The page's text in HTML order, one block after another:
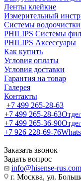
Ленты клейкие
Измерительный
Системы водоочистки
PHILIPS Системы
PHILIPS Аксессуары
Как купить
Условия оплаты
Условия доставки
Гарантия на товар
Галерея
Контакты
+7 499 265-28-63
+7 499 265-28-63
+7 499 265-36-90
+7 926 228-69-76
Заказать звонок
Задать вопрос
info@hisense-rus.com
г. Москва, ул.